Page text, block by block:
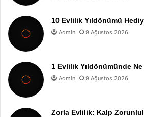
10 Evlilik Yıldönümü
Admin 9 Ağustos 2026
1 Evlilik Yıldönümünde Ne
Admin 9 Ağustos 2026
Zorla Evlilik: Kalp